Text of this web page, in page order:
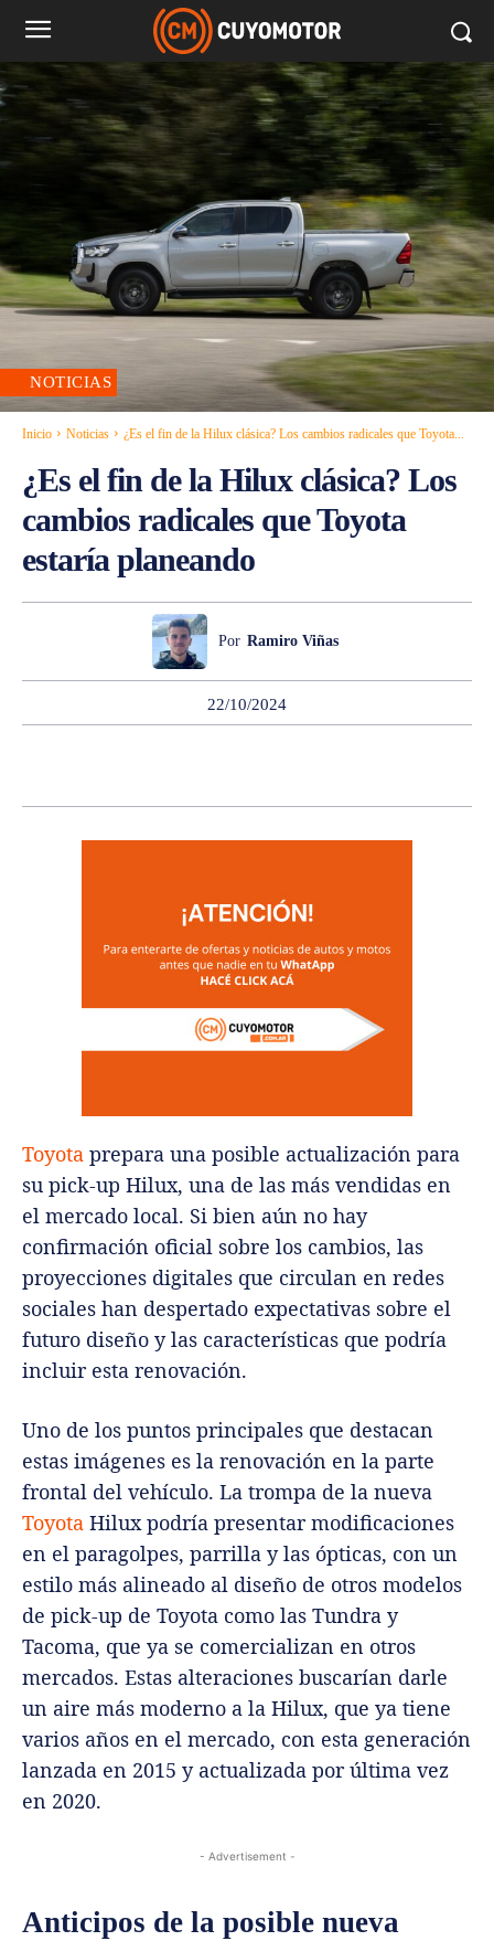
NOTICIAS
Inicio Noticias ¿Es el fin de la Hilux clásica? Los cambios radicales que Toyota...
¿Es el fin de la Hilux clásica? Los
cambios radicales que Toyota
estaría planeando
Por Ramiro Viñas
22/10/2024
Toyota prepara una posible actualización para
su pick-up Hilux, una de las más vendidas en
el mercado local. Si bien aún no hay
confirmación oficial sobre los cambios, las
proyecciones digitales que circulan en redes
sociales han despertado expectativas sobre el
futuro diseño y las características que podría
incluir esta renovación.
Uno de los puntos principales que destacan
estas imágenes es la renovación en la parte
frontal del vehículo. La trompa de la nueva
Toyota Hilux podría presentar modificaciones
en el paragolpes, parrilla y las ópticas, con un
estilo más alineado al diseño de otros modelos
de pick-up de Toyota como las Tundra y
Tacoma, que ya se comercializan en otros
mercados. Estas alteraciones buscarían darle
un aire más moderno a la Hilux, que ya tiene
varios años en el mercado, con esta generación
lanzada en 2015 y actualizada por última vez
en 2020.
- Advertisement -
Anticipos de la posible nueva